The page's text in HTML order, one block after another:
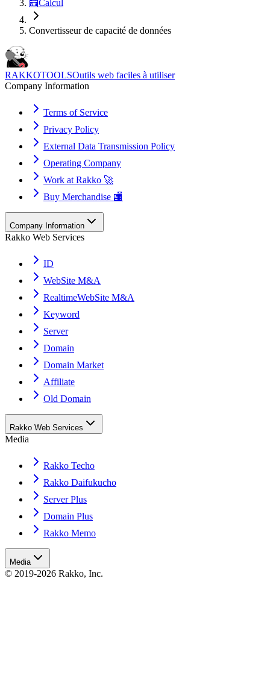
🧮Calcul
Convertisseur de capacité de données
RAKKOTOOLSOutils web faciles à utiliser
Company Information
Terms of Service
Privacy Policy
External Data Transmission Policy
Operating Company
Work at Rakko 🚀
Buy Merchandise 🏬
Company Information
Rakko Web Services
ID
WebSite M&A
RealtimeWebSite M&A
Keyword
Server
Domain
Domain Market
Affiliate
Old Domain
Rakko Web Services
Media
Rakko Techo
Rakko Daifukucho
Server Plus
Domain Plus
Rakko Memo
Media
© 2019-2026 Rakko, Inc.